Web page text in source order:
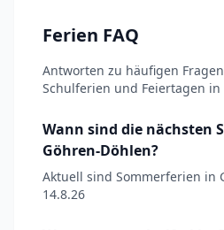
Ferien FAQ
Antworten zu häufigen
Schulferien und Feiertagen in
Wann sind die nächsten
Göhren-Döhlen?
Aktuell sind Sommerferien in
14.8.26